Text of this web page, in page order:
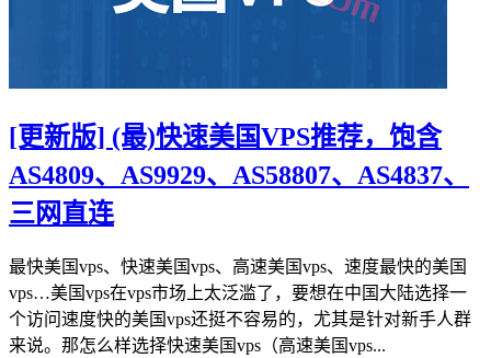
[更新版] (最)快速美国VPS推荐，饱含
AS4809、AS9929、AS58807、AS4837、
三网直连
最快美国vps、快速美国vps、高速美国vps、速度最快的美国
vps…美国vps在vps市场上太泛滥了，要想在中国大陆选择一
个访问速度快的美国vps还挺不容易的，尤其是针对新手人群
来说。那怎么样选择快速美国vps（高速美国vps...